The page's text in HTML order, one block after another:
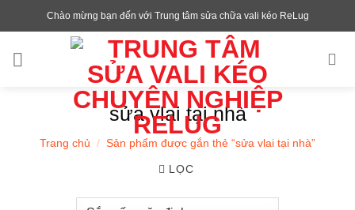
đến
dung
Chào mừng bạn đến với Trung tâm sửa chữa vali kéo ReLug
sửa vlai tại nhà
Trang chủ / Sản phẩm được gắn thẻ “sửa vlai tại nhà”
LỌC